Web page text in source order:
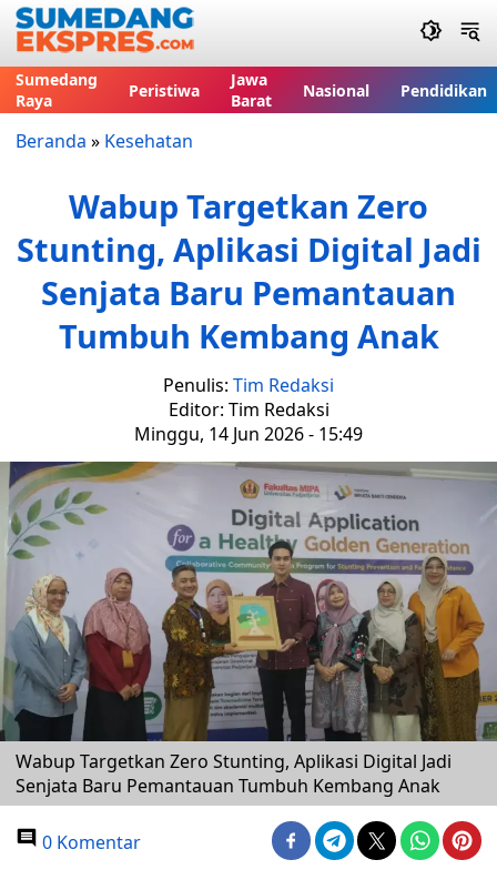
Sumedang
Raya
Peristiwa
Jawa
Barat
Nasional Pendidikan
Beranda » Kesehatan
Wabup Targetkan Zero
Stunting, Aplikasi Digital Jadi
Senjata Baru Pemantauan
Tumbuh Kembang Anak
Penulis: Tim Redaksi
Editor: Tim Redaksi
Minggu, 14 Jun 2026 - 15:49
Wabup Targetkan Zero Stunting, Aplikasi Digital Jadi
Senjata Baru Pemantauan Tumbuh Kembang Anak
0 Komentar